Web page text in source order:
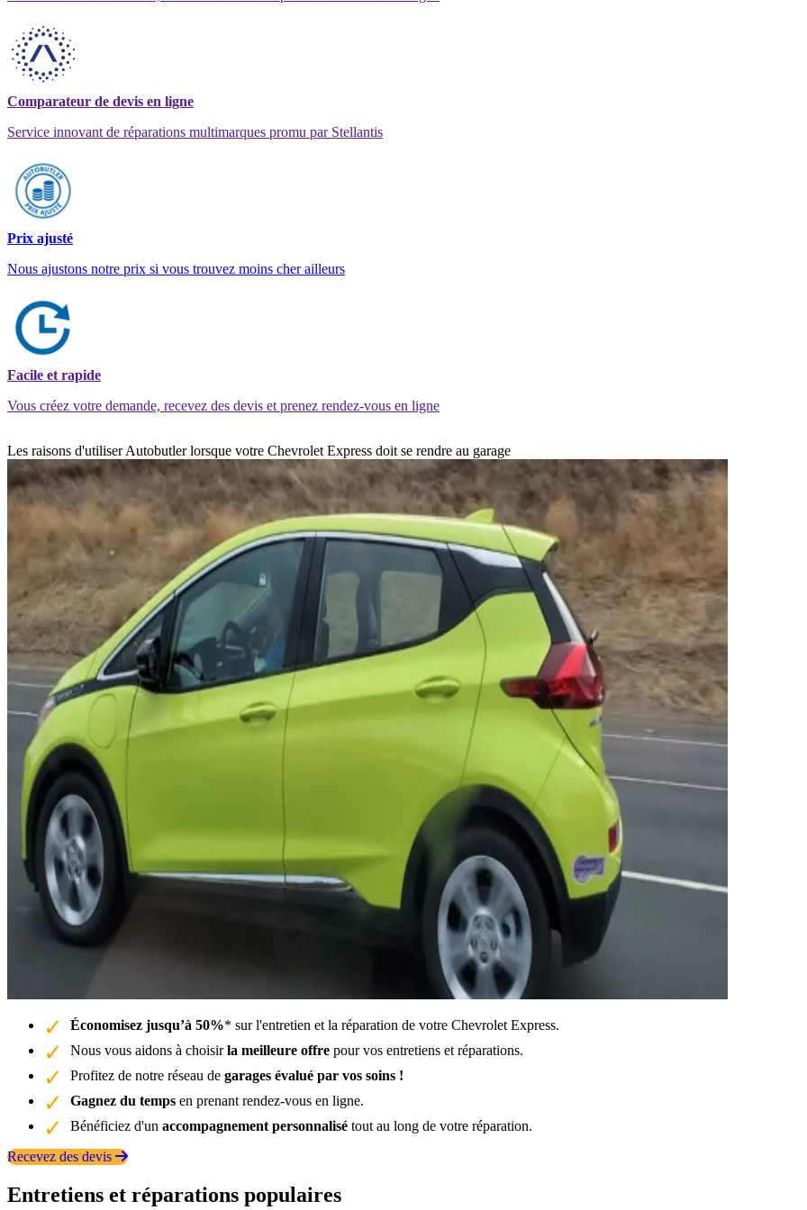
Comparateur de devis en ligne
Service innovant de réparations multimarques promu par Stellantis
Prix ajusté
Nous ajustons notre prix si vous trouvez moins cher ailleurs
Facile et rapide
Vous créez votre demande, recevez des devis et prenez rendez-vous en ligne
Les raisons d'utiliser Autobutler lorsque votre Chevrolet Express doit se rendre au garage
Économisez jusqu’à 50%* sur l'entretien et la réparation de votre Chevrolet Express.
Nous vous aidons à choisirla meilleure offre pour vos entretiens et réparations.
Profitez de notre réseau de garages évalué par vos soins !
Gagnez du temps en prenant rendez-vous en ligne.
Bénéficiez d'un accompagnement personnalisé tout au long de votre réparation.
Recevez des devis
Entretiens et réparations populaires